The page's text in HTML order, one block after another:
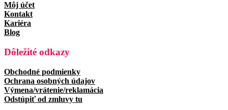
Môj účet
Kontakt
Kariéra
Blog
Dôležité odkazy
Obchodné podmienky
Ochrana osobných údajov
Výmena/vrátenie/reklamácia
Odstúpiť od zmluvy tu